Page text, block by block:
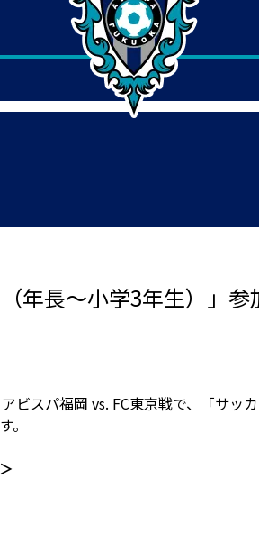
年長～小学3年生）」参
ビスパ福岡 vs. FC東京戦で、「サッ
。